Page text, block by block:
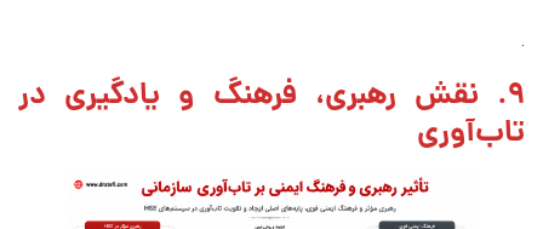
.
9. نقش رهبری، فرهنگ و یادگیری در
تاب‌آوری